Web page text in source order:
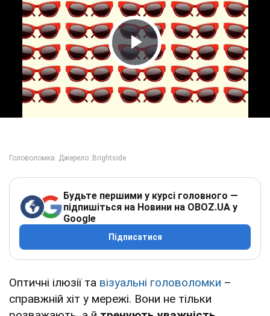
Play Video
Будьте першими у курсі головного —
підпишіться на Новини на OBOZ.UA у
Google
Підписатися
Оптичні ілюзії та візуальні головоломки –
справжній хіт у мережі. Вони не тільки